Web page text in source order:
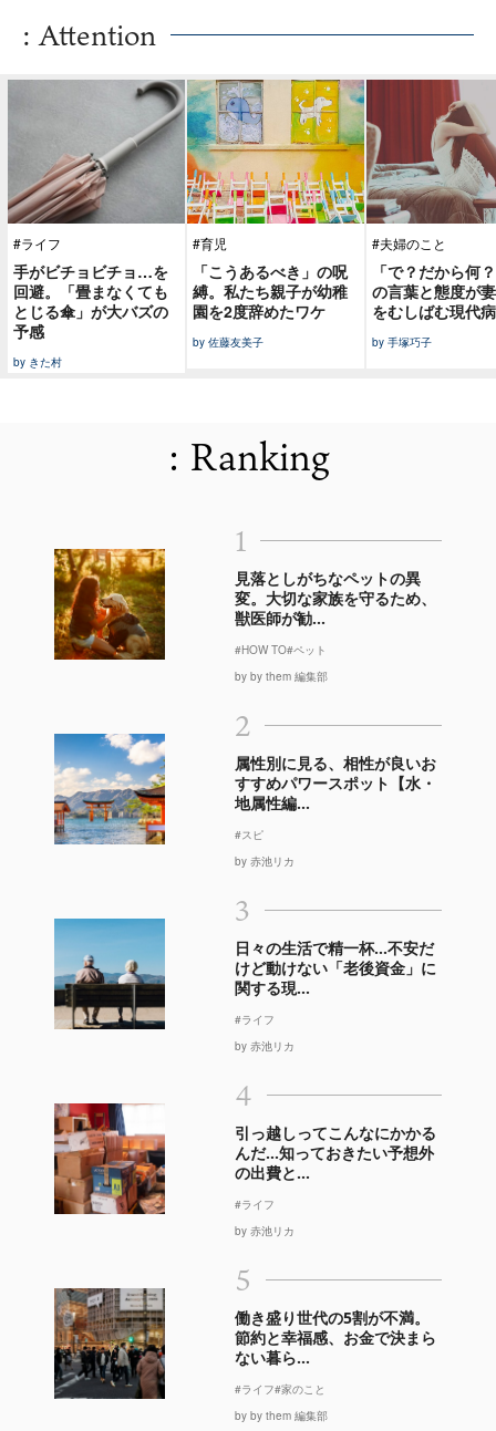
: Attention
#ライフ
手がビチョビチョ…を
回避。「畳まなくても
とじる傘」が大バズの
予感
by きた村
#育児
「こうあるべき」の呪
縛。私たち親子が幼稚
園を2度辞めたワケ
by 佐藤友美子
#夫婦のこと
「で？だから何
の言葉と態度が
をむしばむ現代病
by 手塚巧子
: Ranking
1
見落としがちなペットの異
変。大切な家族を守るため、
獣医師が勧...
#HOW TO#ペット
by by them 編集部
2
属性別に見る、相性が良いお
すすめパワースポット【水・
地属性編...
#スピ
by 赤池リカ
3
日々の生活で精一杯…不安だ
けど動けない「老後資金」に
関する現...
#ライフ
by 赤池リカ
4
引っ越しってこんなにかかる
んだ…知っておきたい予想外
の出費と...
#ライフ
by 赤池リカ
5
働き盛り世代の5割が不満。
節約と幸福感、お金で決まら
ない暮ら...
#ライフ#家のこと
by by them 編集部